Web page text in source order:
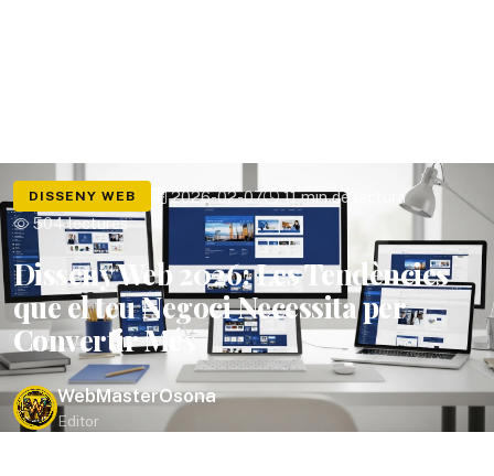
DISSENY WEB 2026-02-07
11 min de lectura
504 lectures
Disseny Web 2026: Les Tendències
que el teu Negoci Necessita per
Convertir Més
WebMasterOsona
Editor